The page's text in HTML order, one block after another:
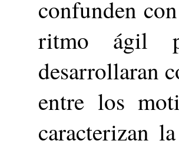
confunden
ritmo ágil
desarrollaran
entre los
caracterizan